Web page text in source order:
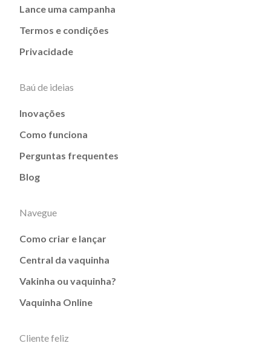
Lance uma campanha
Termos e condições
Privacidade
Baú de ideias
Inovações
Como funciona
Perguntas frequentes
Blog
Navegue
Como criar e lançar
Central da vaquinha
Vakinha ou vaquinha?
Vaquinha Online
Cliente feliz